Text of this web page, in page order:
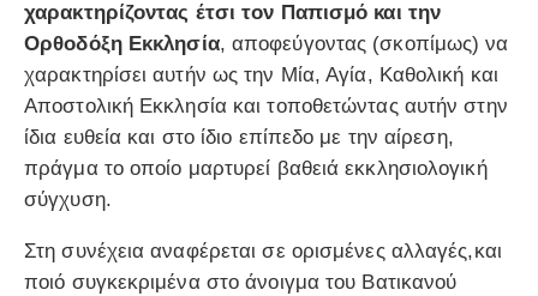
χαρακτηρίζοντας έτσι τον Παπισμό και την
Ορθοδόξη Εκκλησία, αποφεύγοντας (σκοπίμως) να
χαρακτηρίσει αυτήν ως την Μία, Αγία, Καθολική και
Αποστολική Εκκλησία και τοποθετώντας αυτήν στην
ίδια ευθεία και στο ίδιο επίπεδο με την αίρεση,
πράγμα το οποίο μαρτυρεί βαθειά εκκλησιολογική
σύγχυση.
Στη συνέχεια αναφέρεται σε ορισμένες αλλαγές,και
ποιό συγκεκριμένα στο άνοιγμα του Βατικανού